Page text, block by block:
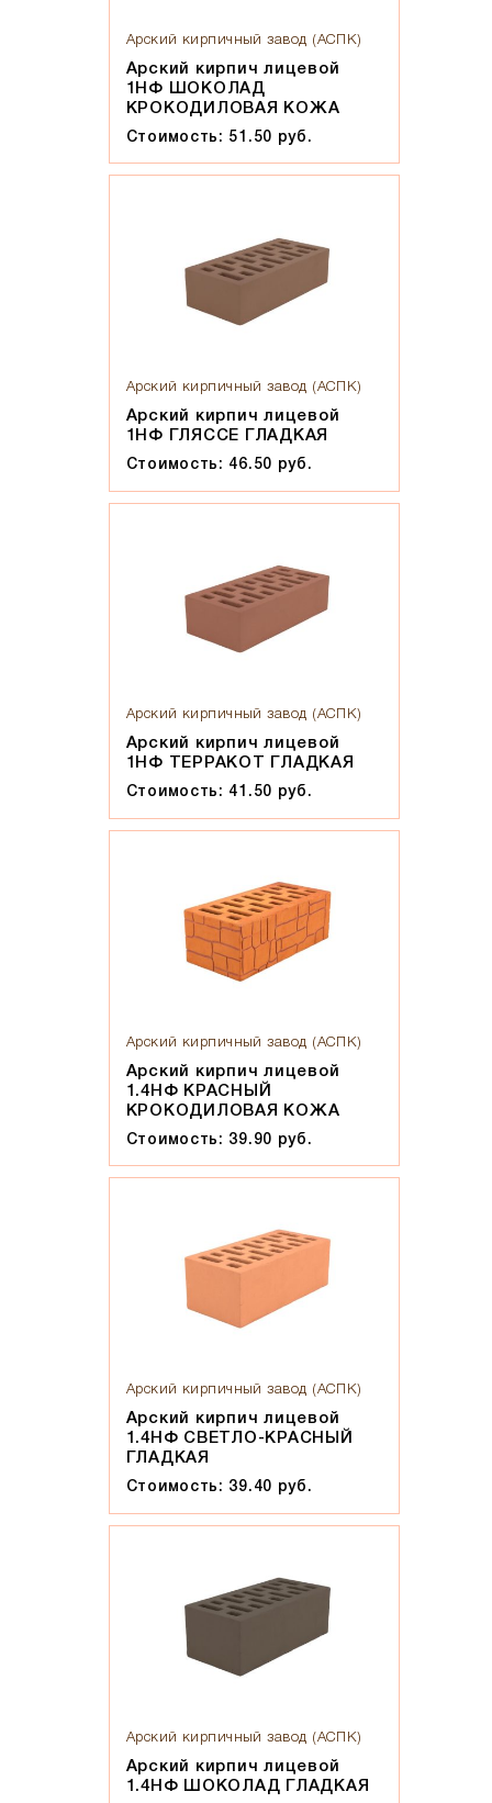
Арский кирпичный завод (АСПК)
Арский кирпич лицевой
1НФ ШОКОЛАД
КРОКОДИЛОВАЯ КОЖА
Стоимость: 51.50 руб.
Арский кирпичный завод (АСПК)
Арский кирпич лицевой
1НФ ГЛЯССЕ ГЛАДКАЯ
Стоимость: 46.50 руб.
Арский кирпичный завод (АСПК)
Арский кирпич лицевой
1НФ ТЕРРАКОТ ГЛАДКАЯ
Стоимость: 41.50 руб.
Арский кирпичный завод (АСПК)
Арский кирпич лицевой
1.4НФ КРАСНЫЙ
КРОКОДИЛОВАЯ КОЖА
Стоимость: 39.90 руб.
Арский кирпичный завод (АСПК)
Арский кирпич лицевой
1.4НФ СВЕТЛО-КРАСНЫЙ
ГЛАДКАЯ
Стоимость: 39.40 руб.
Арский кирпичный завод (АСПК)
Арский кирпич лицевой
1.4НФ ШОКОЛАД ГЛАДКАЯ